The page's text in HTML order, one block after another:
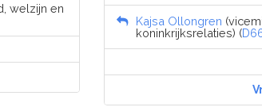
welzijn en
Kajsa Ollongren
koninkrijksrelaties) (